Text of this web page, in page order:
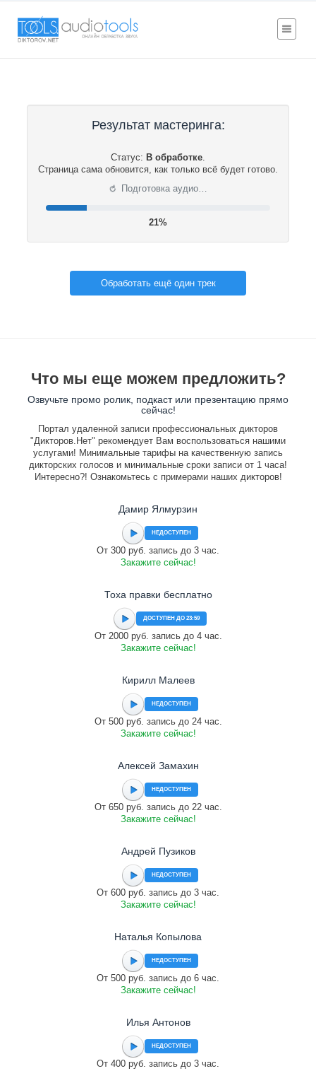
Результат мастеринга:
Статус: В обработке.
Страница сама обновится, как только всё будет готово.
⟳ Подготовка аудио…
22%
Обработать ещё один трек
Что мы еще можем предложить?
Озвучьте промо ролик, подкаст или презентацию прямо
сейчас!
Портал удаленной записи профессиональных дикторов
"Дикторов.Нет" рекомендует Вам воспользоваться нашими
услугами! Минимальные тарифы на качественную запись
дикторских голосов и минимальные сроки записи от 1 часа!
Интересно?! Ознакомьтесь с примерами наших дикторов!
Дамир Ялмурзин
НЕДОСТУПЕН
От 300 руб. запись до 3 час.
Закажите сейчас!
Тоха правки бесплатно
ДОСТУПЕН ДО 23:59
От 2000 руб. запись до 4 час.
Закажите сейчас!
Кирилл Малеев
НЕДОСТУПЕН
От 500 руб. запись до 24 час.
Закажите сейчас!
Алексей Замахин
НЕДОСТУПЕН
От 650 руб. запись до 22 час.
Закажите сейчас!
Андрей Пузиков
НЕДОСТУПЕН
От 600 руб. запись до 3 час.
Закажите сейчас!
Наталья Копылова
НЕДОСТУПЕН
От 500 руб. запись до 6 час.
Закажите сейчас!
Илья Антонов
НЕДОСТУПЕН
От 400 руб. запись до 3 час.